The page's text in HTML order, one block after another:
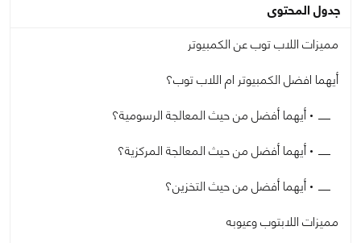
جدول المحتوى
مميزات اللاب توب عن الكمبيوتر
أيهما افضل الكمبيوتر ام اللاب توب؟
• أيهما أفضل من حيث المعالجة الرسومية؟
• أيهما أفضل من حيث المعالجة المركزية؟
• أيهما أفضل من حيث التخزين؟
مميزات اللابتوب وعيوبه